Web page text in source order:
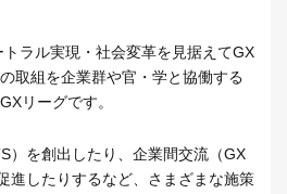
ラル実現・社会変革を見据えてGX
取組を企業群や官・学と協働する
リーグです。
）を創出したり、企業間交流（GX
進したりするなど、さまざまな施策